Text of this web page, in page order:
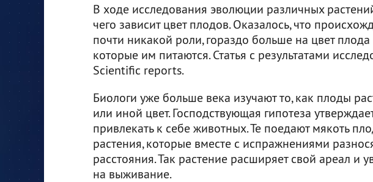
В ходе исследования эволюции различных
чего зависит цвет плодов. Оказалось, что
почти никакой роли, гораздо больше на цвет
которые им питаются. Статья с результатами
Scientific reports.
Биологи уже больше века изучают то, как плоды
или иной цвет. Господствующая гипотеза
привлекать к себе животных. Те поедают мякоть
растения, которые вместе с испражнениями
расстояния. Так растение расширяет свой ареал и
на выживание.